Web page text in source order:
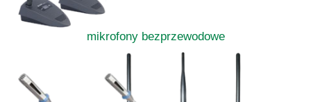
mikrofony bezprzewodowe